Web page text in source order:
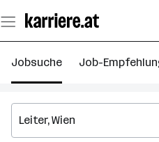
Seiteninhalt
springen
Jobsuche Job-